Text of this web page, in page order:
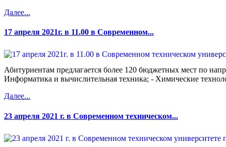
Далее...
17 апреля 2021г. в 11.00 в Современном...
Абитуриентам предлагается более 120 бюджетных мест по
Информатика и вычислительная техника; - Химические
Далее...
23 апреля 2021 г. в Современном техническом...